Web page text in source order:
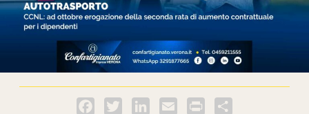
Facebook
Twitter LinkedInEmail PrintFriendly